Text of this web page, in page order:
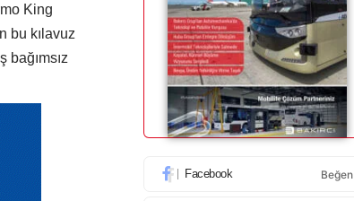
King
bu kılavuz
bağımsız
Facebook Beğen